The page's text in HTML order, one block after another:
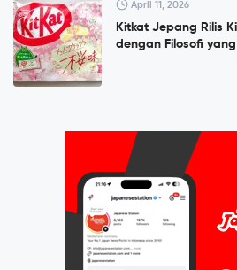
April 11, 2026
Kitkat Jepang Rilis
dengan Filosofi yang